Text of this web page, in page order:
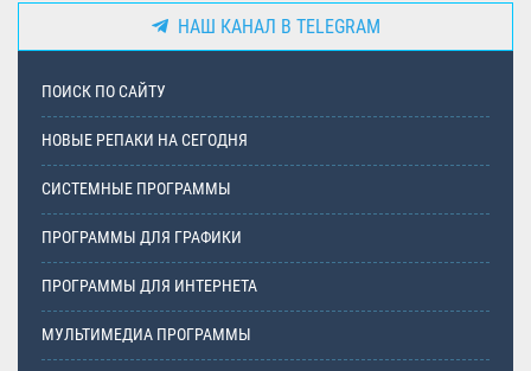
НАШ КАНАЛ В TELEGRAM
ПОИСК ПО САЙТУ
НОВЫЕ РЕПАКИ НА СЕГОДНЯ
СИСТЕМНЫЕ ПРОГРАММЫ
ПРОГРАММЫ ДЛЯ ГРАФИКИ
ПРОГРАММЫ ДЛЯ ИНТЕРНЕТА
МУЛЬТИМЕДИА ПРОГРАММЫ